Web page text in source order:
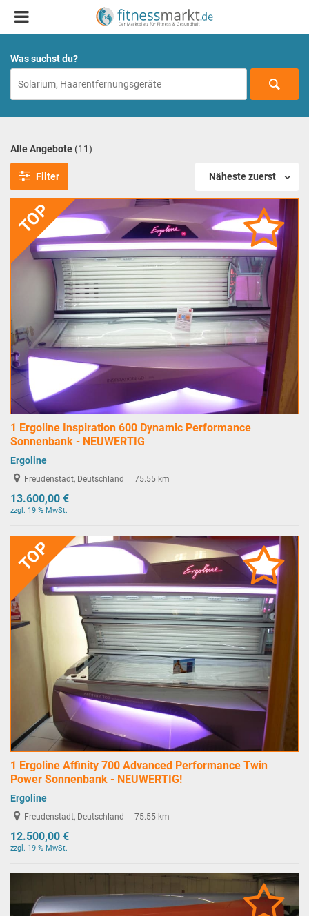
Was suchst du?
Alle Angebote (11)
Filter Näheste zuerst
TOP
1 Ergoline Inspiration 600 Dynamic Performance
Sonnenbank - NEUWERTIG
Ergoline
Freudenstadt, Deutschland 75.55 km
13.600,00 €
zzgl. 19 % MwSt.
TOP
1 Ergoline Affinity 700 Advanced Performance Twin
Power Sonnenbank - NEUWERTIG!
Ergoline
Freudenstadt, Deutschland 75.55 km
12.500,00 €
zzgl. 19 % MwSt.